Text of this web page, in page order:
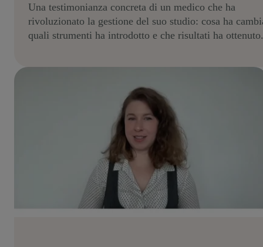
Una testimonianza concreta di un medico che ha
rivoluzionato la gestione del suo studio: cosa ha
quali strumenti ha introdotto e che risultati ha ottenuto.